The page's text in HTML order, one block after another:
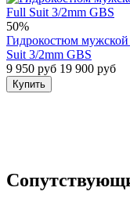
50%
Гидрокостюм
Suit 3/2mm GBS
9 950 руб 19 900 руб
Купить